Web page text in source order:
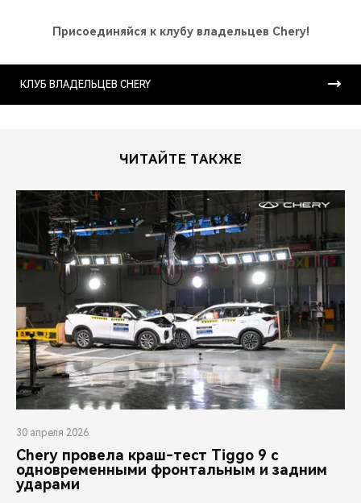
Присоединяйся к клубу владельцев Chery!
КЛУБ ВЛАДЕЛЬЦЕВ CHERY
ЧИТАЙТЕ ТАКЖЕ
30 апреля 2026
Chery провела краш-тест Tiggo 9 с
одновременными фронтальным и задним
ударами